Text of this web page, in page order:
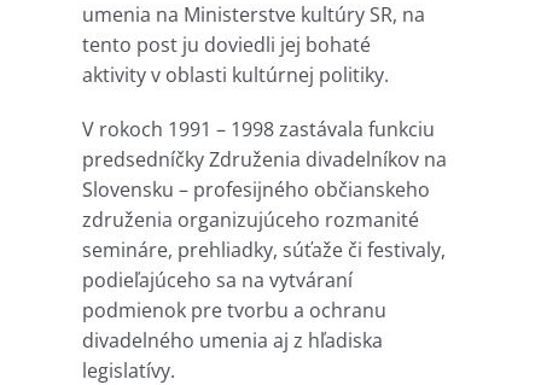
umenia na Ministerstve kultúry SR, na
tento post ju doviedli jej bohaté
aktivity v oblasti kultúrnej politiky.
V rokoch 1991 – 1998 zastávala funkciu
predsedníčky Združenia divadelníkov na
Slovensku – profesijného občianskeho
združenia organizujúceho rozmanité
semináre, prehliadky, súťaže či festivaly,
podieľajúceho sa na vytváraní
podmienok pre tvorbu a ochranu
divadelného umenia aj z hľadiska
legislatívy.